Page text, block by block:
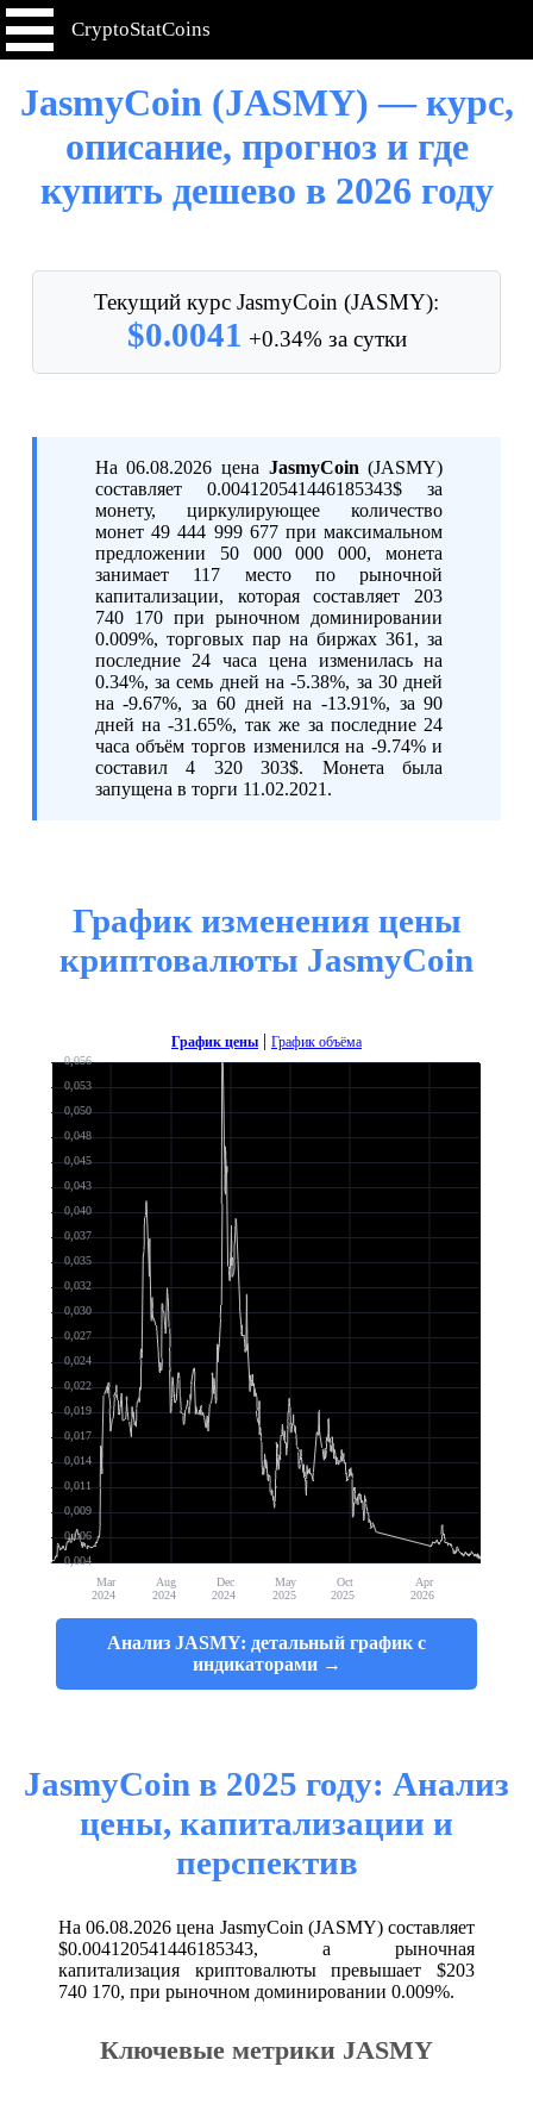
CryptoStatCoins
JasmyCoin (JASMY) — курс,
описание, прогноз и где
купить дешево в 2026 году
Текущий курс JasmyCoin (JASMY):
$0.0041 +0.34% за сутки
На 06.08.2026 цена JasmyCoin (JASMY)
составляет 0.004120541446185343$ за
монету, циркулирующее количество
монет 49 444 999 677 при максимальном
предложении 50 000 000 000, монета
занимает 117 место по рыночной
капитализации, которая составляет 203
740 170 при рыночном доминировании
0.009%, торговых пар на биржах 361, за
последние 24 часа цена изменилась на
0.34%, за семь дней на -5.38%, за 30 дней
на -9.67%, за 60 дней на -13.91%, за 90
дней на -31.65%, так же за последние 24
часа объём торгов изменился на -9.74% и
составил 4 320 303$. Монета была
запущена в торги 11.02.2021.
График изменения цены
криптовалюты JasmyCoin
График цены | График объёма
0,004
0,006
0,009
0,011
0,014
0,017
0,019
0,022
0,024
0,027
0,030
0,032
0,035
0,037
0,040
0,043
0,045
0,048
0,050
0,053
0,056
Mar
2024
Aug
2024
Dec
2024
May
2025
Oct
2025
Apr
2026
Анализ JASMY: детальный график с
индикаторами →
JasmyCoin в 2025 году: Анализ
цены, капитализации и
перспектив
На 06.08.2026 цена JasmyCoin (JASMY) составляет
$0.004120541446185343, а рыночная
капитализация криптовалюты превышает $203
740 170, при рыночном доминировании 0.009%.
Ключевые метрики JASMY